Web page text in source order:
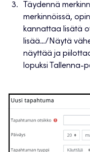
Täydennä
merkinnöissä,
kannattaa lisätä
lisää…/Näytä
näyttää ja
lopuksi Tallenna-